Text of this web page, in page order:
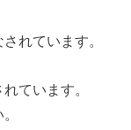
れています。
ています。